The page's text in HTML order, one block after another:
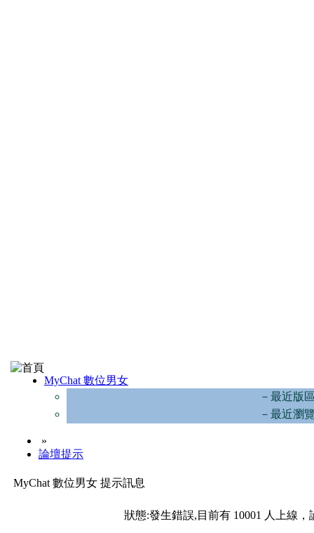
MyChat 數位男女
－最近版
－最近瀏
»
論壇提示
MyChat 數位男女 提示訊息
狀態:發生錯誤,目前有 10001 人上線